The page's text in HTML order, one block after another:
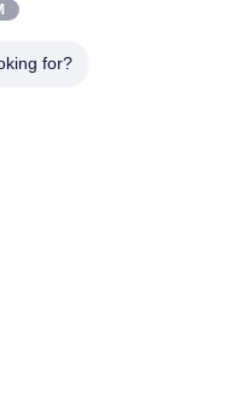
VOE 14782798 pour le
for?